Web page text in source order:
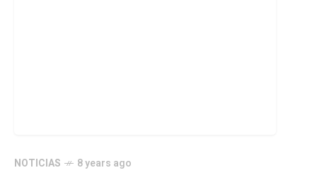
NOTICIAS 8 years ago